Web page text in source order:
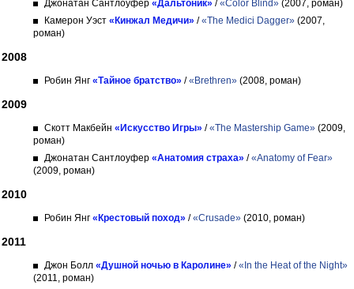
Джонатан Сантлоуфер «Дальтоник» /«Color Blind» (2007, роман)
Камерон Уэст «Кинжал Медичи» /«The Medici Dagger» (2007,
роман)
2008
Робин Янг «Тайное братство» /«Brethren» (2008, роман)
2009
Скотт Макбейн «Искусство Игры» /«The Mastership Game» (2009,
роман)
Джонатан Сантлоуфер «Анатомия страха» /«Anatomy of Fear»
(2009, роман)
2010
Робин Янг «Крестовый поход» /«Crusade» (2010, роман)
2011
Джон Болл «Душной ночью в Каролине» /«In the Heat of the Night»
(2011, роман)